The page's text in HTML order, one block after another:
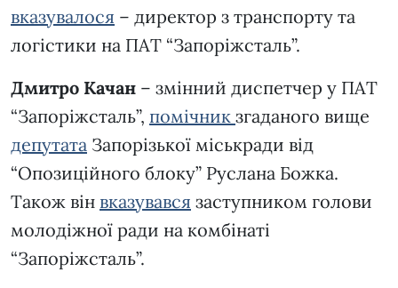
вказувалося – директор з транспорту та
логістики на ПАТ “Запоріжсталь”.
Дмитро Качан – змінний диспетчер у ПАТ
“Запоріжсталь”, помічник згаданого вище
депутата Запорізької міськради від
“Опозиційного блоку” Руслана Божка.
Також він вказувався заступником голови
молодіжної ради на комбінаті
“Запоріжсталь”.